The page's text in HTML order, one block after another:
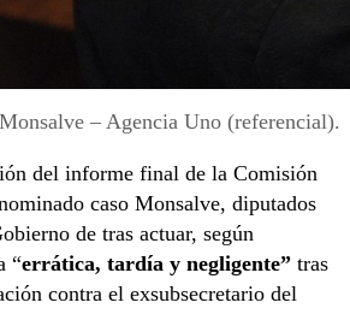
– Agencia Uno (referencial).
del informe final de la Comisión
caso Monsalve, diputados
de tras actuar, según
“errática, tardía y negligente” tras
contra el exsubsecretario del